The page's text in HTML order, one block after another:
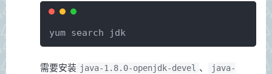
yum search jdk
需要安装 java-1.8.0-openjdk-devel 、
java-